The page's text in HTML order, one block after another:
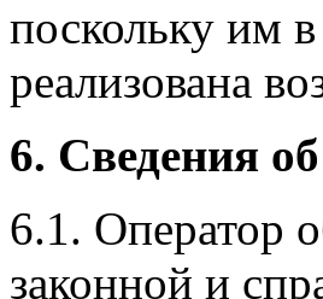
поскольку им
реализована
6. Сведения
6.1. Оператор
законной и